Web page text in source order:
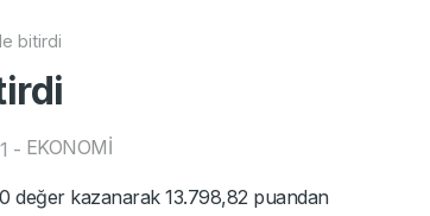
bitirdi
- EKONOMİ
değer kazanarak 13.798,82 puandan